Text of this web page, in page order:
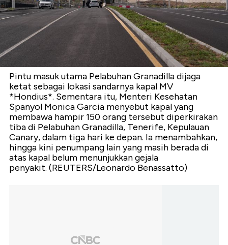
Pintu masuk utama Pelabuhan Granadilla dijaga
ketat sebagai lokasi sandarnya kapal MV
*Hondius*. Sementara itu, Menteri Kesehatan
Spanyol Monica Garcia menyebut kapal yang
membawa hampir 150 orang tersebut diperkirakan
tiba di Pelabuhan Granadilla, Tenerife, Kepulauan
Canary, dalam tiga hari ke depan. Ia menambahkan,
hingga kini penumpang lain yang masih berada di
atas kapal belum menunjukkan gejala
penyakit. (REUTERS/Leonardo Benassatto)